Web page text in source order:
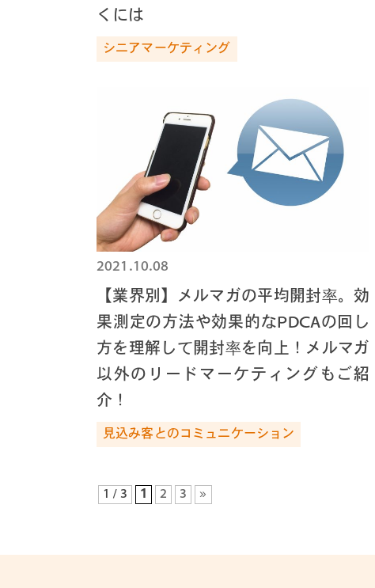
くには
シニアマーケティング
2021.10.08
【業界別】メルマガの平均開封率。効
果測定の方法や効果的なPDCAの回し
方を理解して開封率を向上！メルマガ
以外のリードマーケティングもご紹
介！
見込み客とのコミュニケーション
1 / 3 1 2 3 »